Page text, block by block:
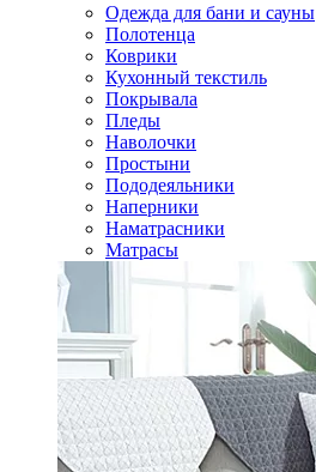
Одежда для бани и сауны
Полотенца
Коврики
Кухонный текстиль
Покрывала
Пледы
Наволочки
Простыни
Пододеяльники
Наперники
Наматрасники
Матрасы